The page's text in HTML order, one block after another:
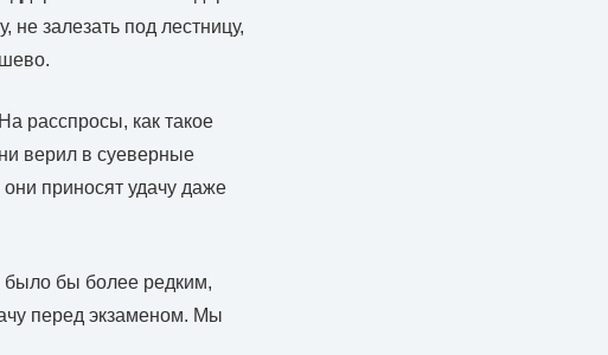
не залезать под лестницу,
расспросы, как такое
верил в суеверные
приносят удачу даже
было бы более редким,
перед экзаменом. Мы